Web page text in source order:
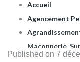
Accueil
Agencement
Maçonnerie,
Published on 7